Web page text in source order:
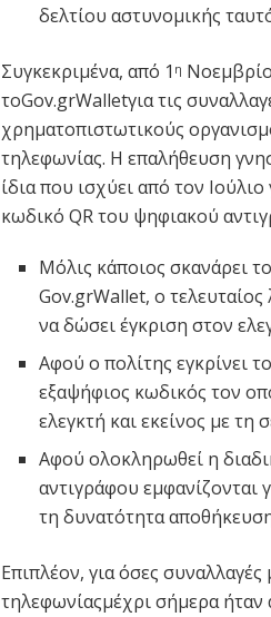
δελτίου αστυνομικής
Συγκεκριμένα, από 1 η
τοGov.grWalletγια τις
χρηματοπιστωτικούς
τηλεφωνίας. Η επαλήθευση
ίδια που ισχύει από τον
κωδικό QR του ψηφιακού
Μόλις κάποιος σκανάρει
Gov.grWallet, ο
να δώσει έγκριση στον
Αφού ο πολίτης εγκρίνει
εξαψήφιος κωδικός τον
ελεγκτή και εκείνος με
Αφού ολοκληρωθεί η
αντιγράφου εμφανίζονται
τη δυνατότητα
Επιπλέον, για όσες συναλλαγές
τηλεφωνίαςμέχρι σήμερα